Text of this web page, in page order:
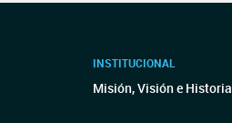
INSTITUCIONAL
Misión, Visión e Historia